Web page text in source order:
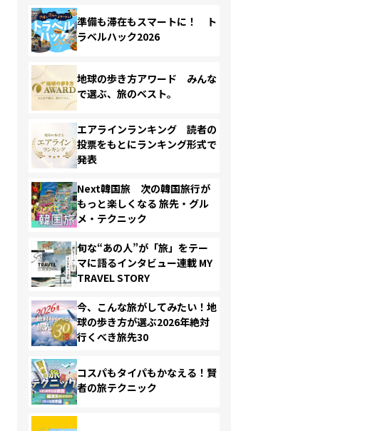
準備も滞在もスマートに！ ト
ラベルハック2026
地球の歩き方アワード みんな
で選ぶ、旅のベスト。
エアラインランキング 読者の
投票をもとにランキング形式で
発表
Next韓国旅 次の韓国旅行が
もっと楽しくなる 旅先・グル
メ・テクニック
旬な“あの人”が「旅」をテー
マに語るインタビュー連載 MY
TRAVEL STORY
今、こんな旅がしてみたい！地
球の歩き方が選ぶ2026年絶対
行くべき旅先30
コスパもタイパもかなえる！賢
者の旅テクニック